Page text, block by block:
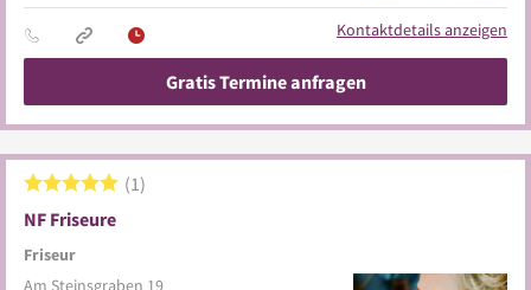
Kontaktdetails anzeigen
Gratis Termine anfragen
NF Friseure
Friseur
1
Am Steinsgraben 19